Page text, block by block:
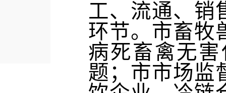
工、流通、销
环节。市畜牧
病死畜禽无
题；市市场监